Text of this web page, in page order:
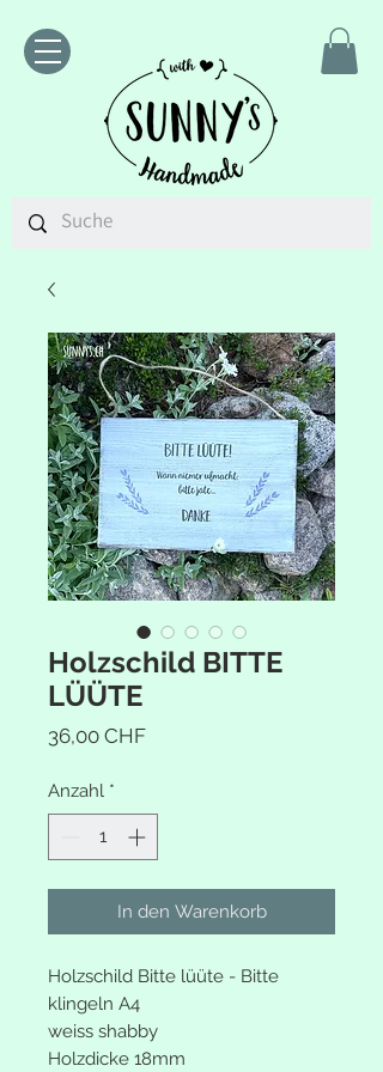
Holzschild BITTE
LÜÜTE
36,00 CHFPreis
Anzahl *
In den Warenkorb
Holzschild Bitte lüüte - Bitte
klingeln A4
weiss shabby
Holzdicke 18mm